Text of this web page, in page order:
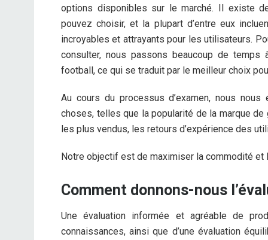
options disponibles sur le marché. Il existe
pouvez choisir, et la plupart d’entre eux
incroyables et attrayants pour les utilisateurs.
consulter, nous passons beaucoup de
football, ce qui se traduit par le meilleur choix
Au cours du processus d’examen, nous
choses, telles que la popularité de la marque
les plus vendus, les retours d’expérience des
Notre objectif est de maximiser la commodité et
Comment donnons-nous
Une évaluation informée et agréable de
connaissances, ainsi que d’une évaluation